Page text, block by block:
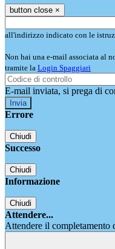
button close ×
all'indirizzo indicato con le
Non hai una e-mail associata al
tramite la Login Spaggiari
E-mail inviata, si prega di
Errore
Chiudi
Successo
Chiudi
Informazione
Chiudi
Attendere...
Attendere il completamento